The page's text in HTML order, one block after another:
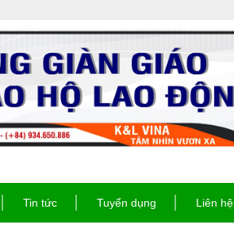
Tin tức Tuyển dụng Liên hệ